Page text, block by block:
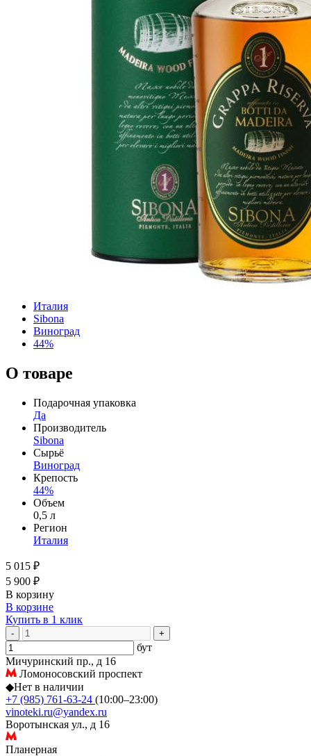
Италия
Sibona
Виноград
44%
О товаре
Подарочная упаковка
Да
Производитель
Sibona
Сырьё
Виноград
Крепость
44%
Объем
0,5 л
Регион
Италия
5 015 ₽
5 900 ₽
В корзину
В корзине
Купить в 1 клик
- +
бут
Мичуринский пр., д 16
Ломоносовский проспект
◆Нет в наличии
+7 (985) 761-63-24 (10:00–23:00)
vinoteki.ru@yandex.ru
Воротынская ул., д 16
Планерная